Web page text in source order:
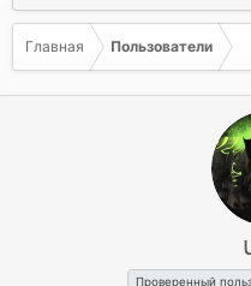
Главная Пользователи
Проверенный